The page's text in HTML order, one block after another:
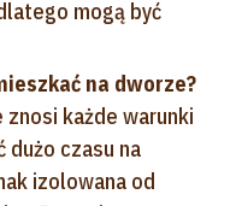
mogą być
na dworze?
każde warunki
dużo czasu na
izolowana od